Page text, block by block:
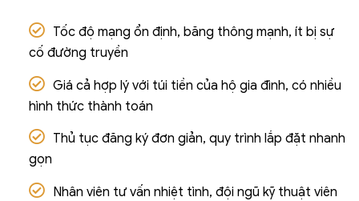
Tốc độ mạng ổn định, băng thông mạnh, ít bị sự
cố đường truyền
Giá cả hợp lý với túi tiền của hộ gia đình, có nhiều
hình thức thành toán
Thủ tục đăng ký đơn giản, quy trình lắp đặt nhanh
gọn
Nhân viên tư vấn nhiệt tình, đội ngũ kỹ thuật viên